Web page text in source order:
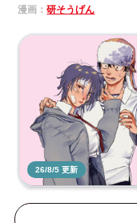
漫画：研そうげん
26/8/5 更新